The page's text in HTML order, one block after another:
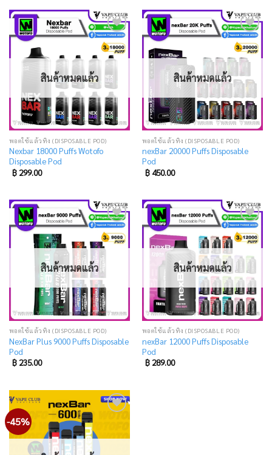
Add
to
wishlist
สินค้าหมดแล้ว
พอตใช้แล้วทิ้ง (DISPOSABLE POD)
Nexbar 18000 Puffs Wotofo
Disposable Pod
฿299.00
Add
to
wishlist
สินค้าหมดแล้ว
พอตใช้แล้วทิ้ง (DISPOSABLE POD)
nexBar 20000 Puffs Disposable
Pod
฿450.00
Add
to
wishlist
สินค้าหมดแล้ว
พอตใช้แล้วทิ้ง (DISPOSABLE POD)
NexBar Plus 9000 Puffs Disposable
Pod
฿235.00
Add
to
wishlist
สินค้าหมดแล้ว
พอตใช้แล้วทิ้ง (DISPOSABLE POD)
nexBar 12000 Puffs Disposable
Pod
฿289.00
-45%
wishlist